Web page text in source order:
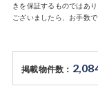
きを保証するものではあ
ございましたら、お手数
掲載物件数：